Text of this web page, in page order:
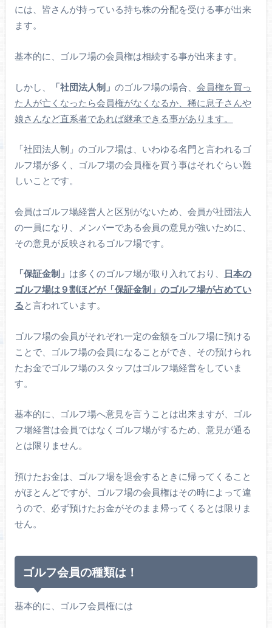
には、皆さんが持っている持ち株の分配を受ける事が出来
ます。
基本的に、ゴルフ場の会員権は相続する事が出来ます。
しかし、 「社団法人制」 のゴルフ場の場合、 会員権を買っ
た人が亡くなったら会員権がなくなるか、稀に息子さんや
娘さんなど直系者であれば継承できる事があります。
「社団法人制」のゴルフ場は、いわゆる名門と言われるゴ
ルフ場が多く、ゴルフ場の会員権を買う事はそれぐらい難
しいことです。
会員はゴルフ場経営人と区別がないため、会員が社団法人
の一員になり、メンバーである会員の意見が強いために、
その意見が反映されるゴルフ場です。
「保証金制」 は多くのゴルフ場が取り入れており、
日本の
ゴルフ場は９割ほどが「保証金制」のゴルフ場が占めてい
ると言われています。
ゴルフ場の会員がそれぞれ一定の金額をゴルフ場に預ける
ことで、ゴルフ場の会員になることができ、その預けられ
たお金でゴルフ場のスタッフはゴルフ場経営をしていま
す。
基本的に、ゴルフ場へ意見を言うことは出来ますが、ゴル
フ場経営は会員ではなくゴルフ場がするため、意見が通る
とは限りません。
預けたお金は、ゴルフ場を退会するときに帰ってくること
がほとんどですが、ゴルフ場の会員権はその時によって違
うので、必ず預けたお金がそのまま帰ってくるとは限りま
せん。
ゴルフ会員の種類は！
基本的に、ゴルフ会員権には